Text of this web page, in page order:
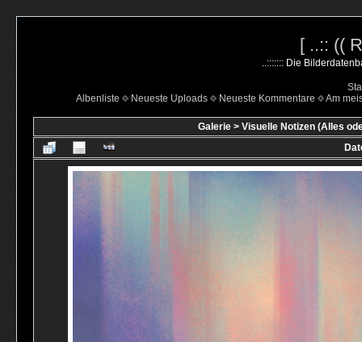
[ ..:: ((
..::::::: Die
Albenliste
Neueste Uploads Neueste Kommentare Am
Galerie> Visuelle Notizen (Alles